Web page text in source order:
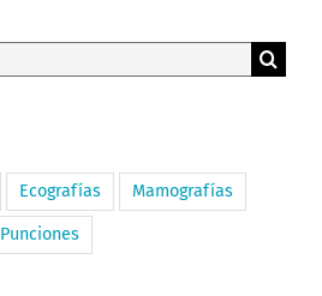
Ecografías Mamografías
Punciones